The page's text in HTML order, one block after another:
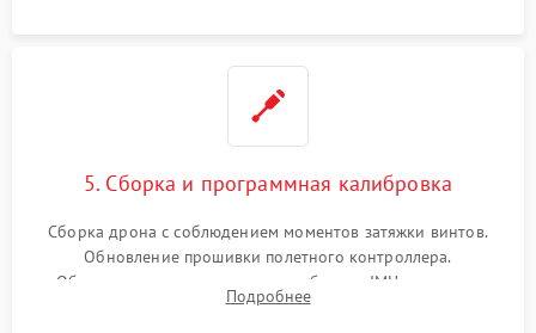
5. Сборка и программная калибровка
Сборка дрона с соблюдением моментов затяжки винтов.
Обновление прошивки полетного контроллера.
Обязательная программная калибровка IMU-сенсоров,
компаса, датчиков позиционирования и горизонта подвеса
Подробнее